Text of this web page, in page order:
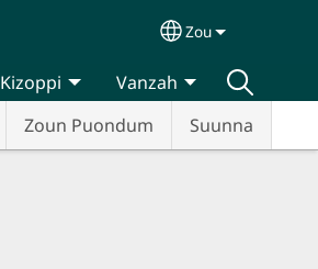
Select your
Zou
Zoun Puondum Suunna
Kizoppi Vanzah